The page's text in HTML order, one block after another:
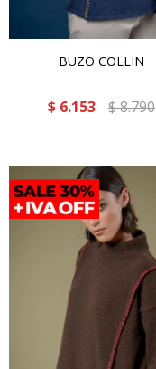
BUZO COLLIN
$ 6.153 $8.790